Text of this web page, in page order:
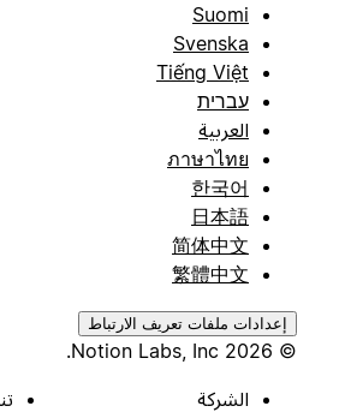
Suomi
Svenska
Tiếng Việt
עברית
العربية
ภาษาไทย
한국어
日本語
简体中文
繁體中文
إعدادات ملفات تعريف الارتباط
الشركة
تنزيل